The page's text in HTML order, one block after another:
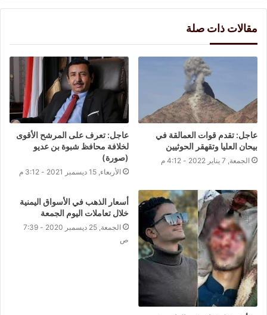
مقالات ذات صلة
عاجل: تقدم قوات العمالقة في
بيحان العليا وتقهقر الحوثيين
الجمعة, 7 يناير 2022 - 4:12 م
عاجل: تعرف على المرشح الأقوى
لخلافة محافظ شبوة بن عديو
(صورة)
الأربعاء, 15 ديسمبر 2021 - 3:12 م
أسعار الذهب في الأسواق اليمنية
خلال تعاملات اليوم الجمعة
الجمعة, 25 ديسمبر 2020 - 7:39
ص